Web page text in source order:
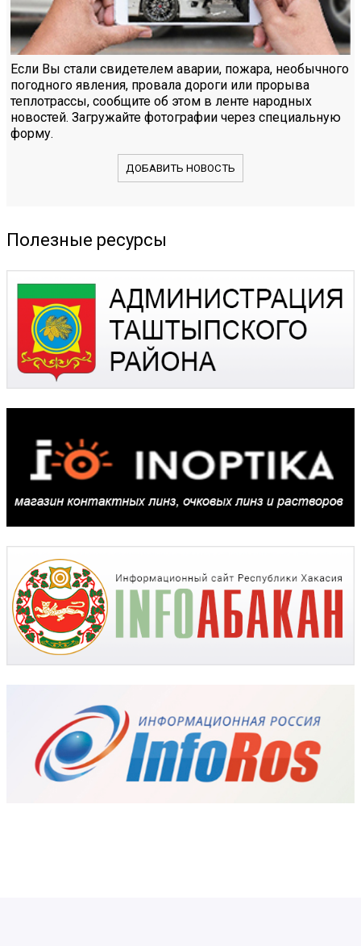
Если Вы стали свидетелем аварии, пожара, необычного
погодного явления, провала дороги или прорыва
теплотрассы, сообщите об этом в ленте народных
новостей. Загружайте фотографии через специальную
форму.
ДОБАВИТЬ НОВОСТЬ
Полезные ресурсы